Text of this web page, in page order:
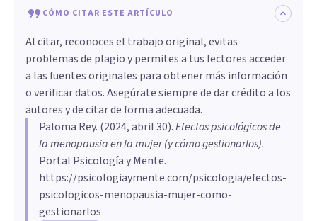
CÓMO CITAR ESTE ARTÍCULO
Al citar, reconoces el trabajo original, evitas
problemas de plagio y permites a tus lectores acceder
a las fuentes originales para obtener más información
o verificar datos. Asegúrate siempre de dar crédito a los
autores y de citar de forma adecuada.
Paloma Rey. (2024, abril 30).Efectos psicológicos de
la menopausia en la mujer (y cómo gestionarlos).
Portal Psicología y Mente.
https://psicologiaymente.com/psicologia/efectos-
psicologicos-menopausia-mujer-como-
gestionarlos